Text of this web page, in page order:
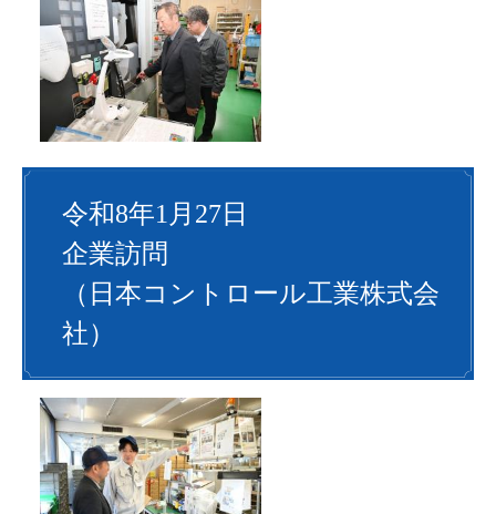
令和8年1月27日
企業訪問
（日本コントロール工業株式会
社）